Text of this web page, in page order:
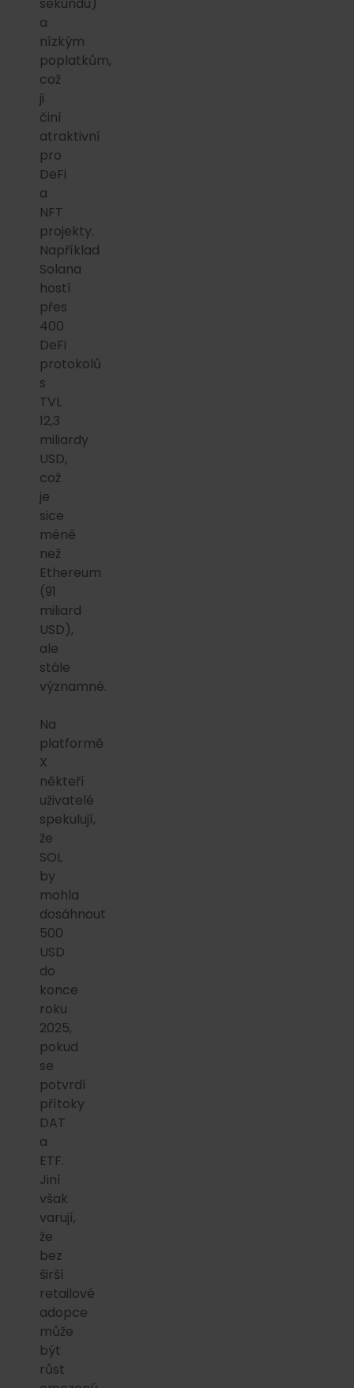
a
nízkým
poplatkům,
což
ji
činí
atraktivní
pro
DeFi
a
NFT
projekty.
Například
Solana
hostí
přes
400
DeFi
protokolů
s
TVL
12,3
miliardy
USD,
což
je
sice
méně
než
Ethereum
(91
miliard
USD),
ale
stále
významné.
Na
platformě
X
někteří
uživatelé
spekulují,
že
SOL
by
mohla
dosáhnout
500
USD
do
konce
roku
2025,
pokud
se
potvrdí
přítoky
DAT
a
ETF.
Jiní
však
varují,
že
bez
širší
retailové
adopce
může
být
růst